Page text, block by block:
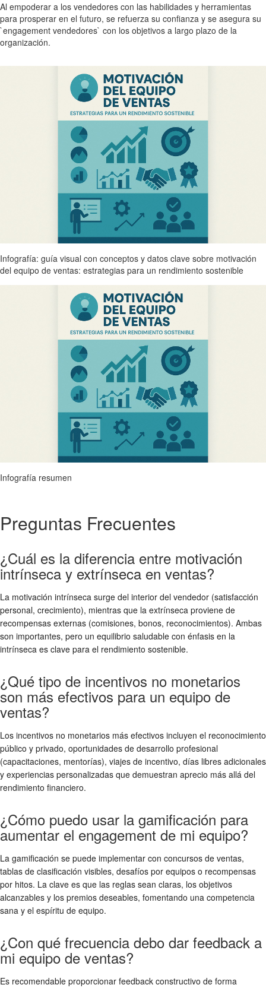
Al empoderar a los vendedores con las habilidades y herramientas
para prosperar en el futuro, se refuerza su confianza y se asegura su
`engagement vendedores` con los objetivos a largo plazo de la
organización.
Infografía: guía visual con conceptos y datos clave sobre motivación
del equipo de ventas: estrategias para un rendimiento sostenible
Infografía resumen
Preguntas Frecuentes
¿Cuál es la diferencia entre motivación
intrínseca y extrínseca en ventas?
La motivación intrínseca surge del interior del vendedor (satisfacción
personal, crecimiento), mientras que la extrínseca proviene de
recompensas externas (comisiones, bonos, reconocimientos). Ambas
son importantes, pero un equilibrio saludable con énfasis en la
intrínseca es clave para el rendimiento sostenible.
¿Qué tipo de incentivos no monetarios
son más efectivos para un equipo de
ventas?
Los incentivos no monetarios más efectivos incluyen el reconocimiento
público y privado, oportunidades de desarrollo profesional
(capacitaciones, mentorías), viajes de incentivo, días libres adicionales
y experiencias personalizadas que demuestran aprecio más allá del
rendimiento financiero.
¿Cómo puedo usar la gamificación para
aumentar el engagement de mi equipo?
La gamificación se puede implementar con concursos de ventas,
tablas de clasificación visibles, desafíos por equipos o recompensas
por hitos. La clave es que las reglas sean claras, los objetivos
alcanzables y los premios deseables, fomentando una competencia
sana y el espíritu de equipo.
¿Con qué frecuencia debo dar feedback a
mi equipo de ventas?
Es recomendable proporcionar feedback constructivo de forma